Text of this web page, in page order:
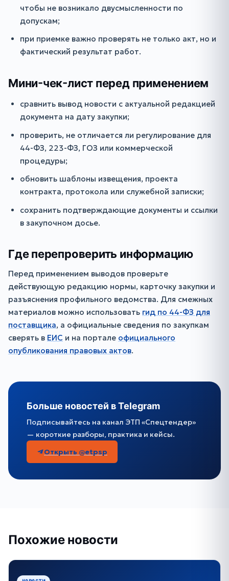
чтобы не возникало двусмысленности по
допускам;
при приемке важно проверять не только акт, но и
фактический результат работ.
Мини-чек-лист перед применением
сравнить вывод новости с актуальной редакцией
документа на дату закупки;
проверить, не отличается ли регулирование для
44-ФЗ, 223-ФЗ, ГОЗ или коммерческой
процедуры;
обновить шаблоны извещения, проекта
контракта, протокола или служебной записки;
сохранить подтверждающие документы и ссылки
в закупочном досье.
Где перепроверить информацию
Перед применением выводов проверьте
действующую редакцию нормы, карточку закупки и
разъяснения профильного ведомства. Для смежных
материалов можно использовать гид по 44-ФЗ для
поставщика, а официальные сведения по закупкам
сверять в ЕИС и на портале официального
опубликования правовых актов.
Больше новостей в Telegram
Подписывайтесь на канал ЭТП «Спецтендер»
— короткие разборы, практика и кейсы.
Открыть @etpsp
Похожие новости